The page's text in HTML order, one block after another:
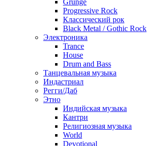
Grunge
Progressive Rock
Классический рок
Black Metal / Gothic Rock
Электроника
Trance
House
Drum and Bass
Танцевальная музыка
Индастриал
Регги/Даб
Этно
Индийская музыка
Кантри
Религиозная музыка
World
Devotional